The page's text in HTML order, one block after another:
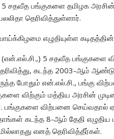
5 சதவீத பங்குகளை தமிழக
தெரிவித்துள்ளார்.
எழுதியுள்ள
(என்.எல்.சி.,) 5 சதவீத பங்குகளை
கடந்த 2003-ஆம்
போதும் என்.எல்.சி., பங்கு
விற்கும் மத்திய அரசின்
பங்குகளை விற்பனை செய்வதால்
தாங்கள் கடந்த 8-ஆம் தேதி
எனத் தெரிவித்தீர்கள்.